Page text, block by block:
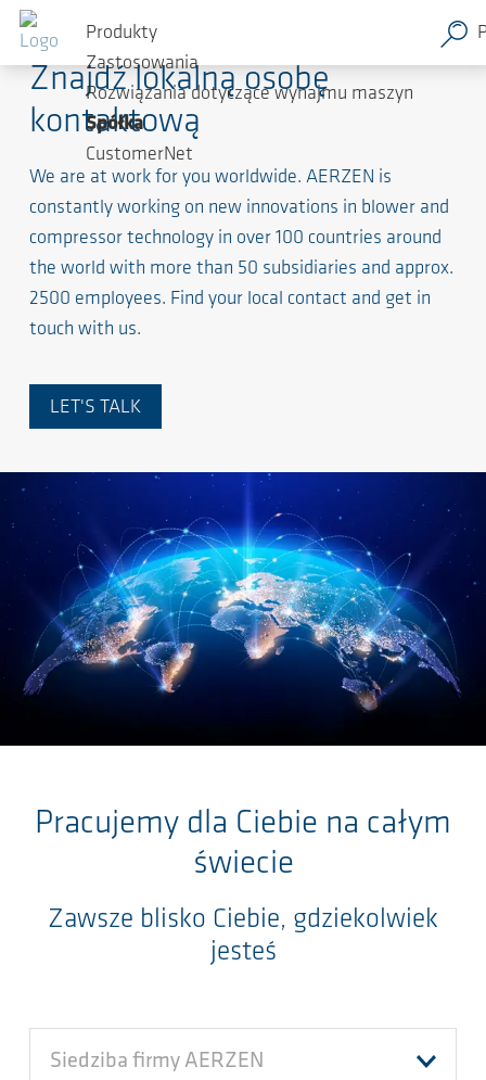
Znajdź lokalną osobę
kontaktową
We are at work for you worldwide. AERZEN is
constantly working on new innovations in blower and
compressor technology in over 100 countries around
the world with more than 50 subsidiaries and approx.
2500 employees. Find your local contact and get in
touch with us.
LET'S TALK
Produkty
Zastosowania
Rozwiązania dotyczące wynajmu maszyn
Spółka
CustomerNet
Pracujemy dla Ciebie na całym
świecie
Zawsze blisko Ciebie, gdziekolwiek
jesteś
Siedziba firmy AERZEN